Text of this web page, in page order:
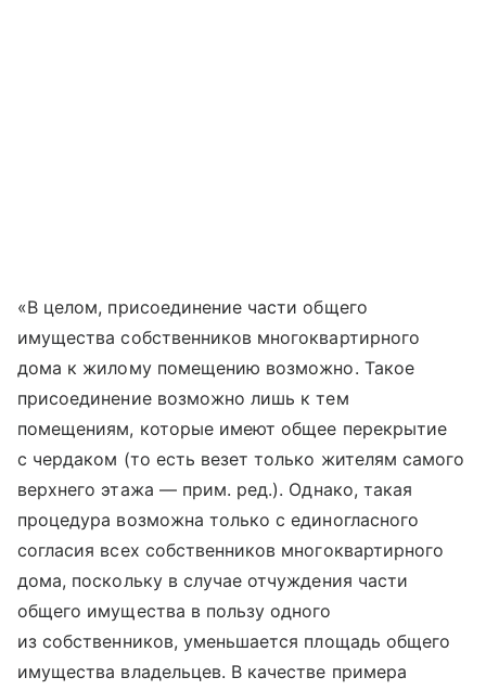
«В целом, присоединение части общего
имущества собственников многоквартирного
дома к жилому помещению возможно. Такое
присоединение возможно лишь к тем
помещениям, которые имеют общее перекрытие
с чердаком (то есть везет только жителям самого
верхнего этажа — прим. ред.). Однако, такая
процедура возможна только с единогласного
согласия всех собственников многоквартирного
дома, поскольку в случае отчуждения части
общего имущества в пользу одного
из собственников, уменьшается площадь общего
имущества владельцев. В качестве примера